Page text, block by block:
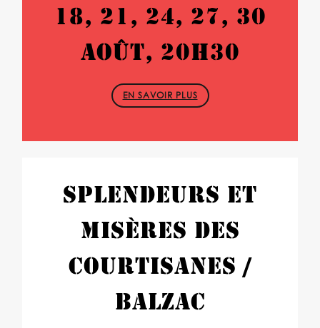
18, 21, 24, 27, 30
AOÛT, 20H30
EN SAVOIR PLUS
SPLENDEURS ET
MISÈRES DES
COURTISANES /
BALZAC